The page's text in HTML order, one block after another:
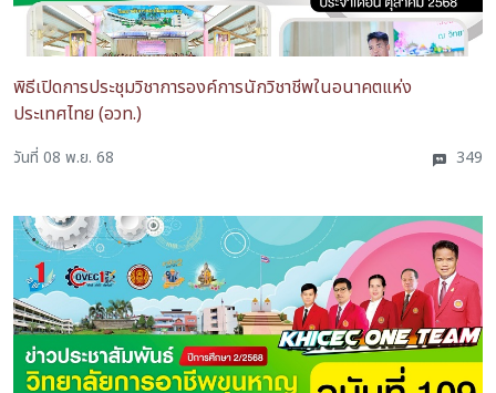
พิธีเปิดการประชุมวิชาการองค์การนักวิชาชีพในอนาคตแห่ง
ประเทศไทย (อวท.)
วันที่ 08 พ.ย. 68 349